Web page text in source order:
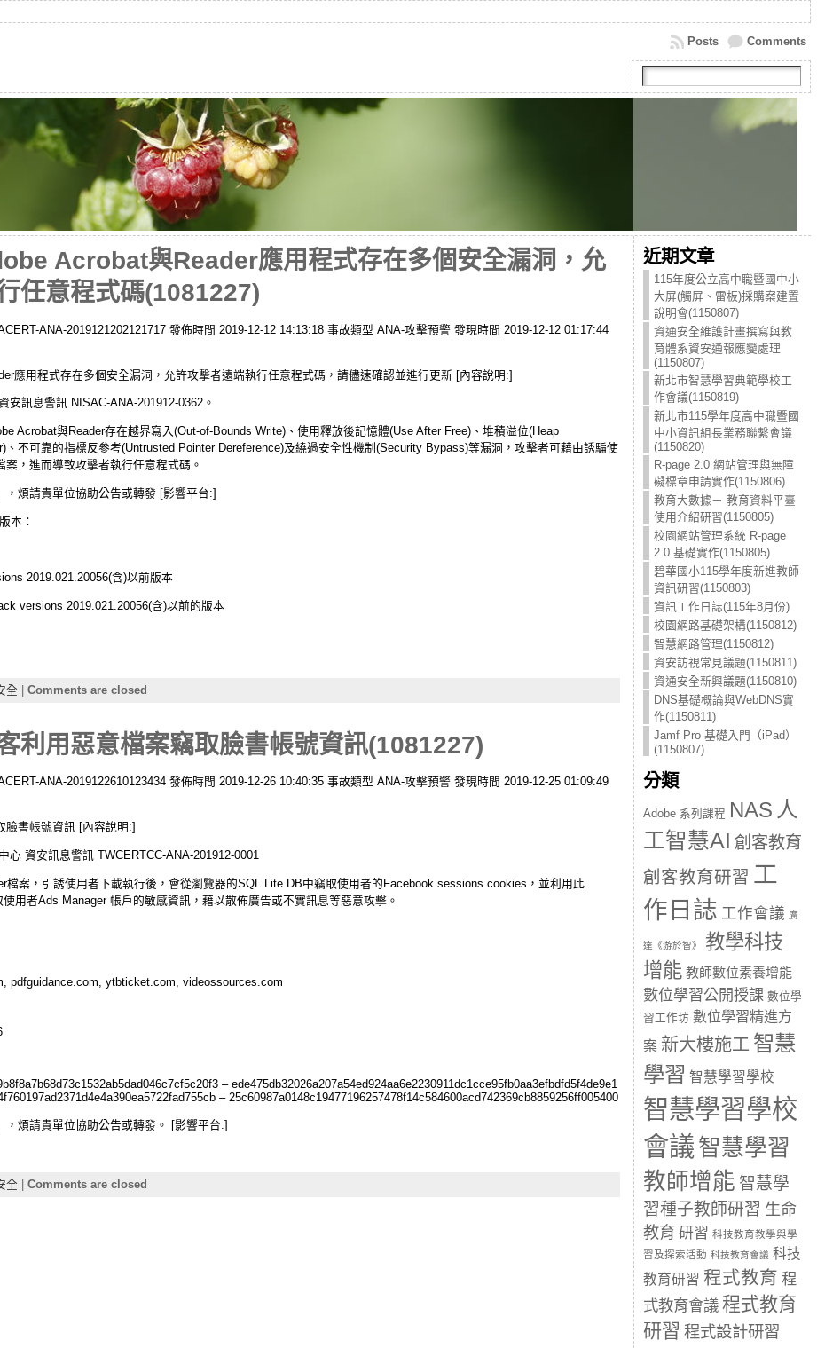
Comments
Posts
Acrobat與Reader應用程式存在多個安全漏洞，允
任意程式碼(1081227)
ANA-2019121202121717 發佈時間 2019-12-12 14:13:18 事故類型 ANA-攻擊預警 發現時間 2019-12-12 01:17:44
應用程式存在多個安全漏洞，允許攻擊者遠端執行任意程式碼，請儘速確認並進行更新 [內容說明:]
安訊息警訊 NISAC-ANA-201912-0362。
Acrobat與Reader存在越界寫入(Out-of-Bounds Write)、使用釋放後記憶體(Use After Free)、堆積溢位(Heap
、不可靠的指標反參考(Untrusted Pointer Dereference)及繞過安全性機制(Security Bypass)等漏洞，攻擊者可藉由誘騙使
，進而導致攻擊者執行任意程式碼。
，煩請貴單位協助公告或轉發 [影響平台:]
本：
2019.021.20056(含)以前版本
versions 2019.021.20056(含)以前的版本
全 | Comments are closed
利用惡意檔案竊取臉書帳號資訊(1081227)
ANA-2019122610123434 發佈時間 2019-12-26 10:40:35 事故類型 ANA-攻擊預警 發現時間 2019-12-25 01:09:49
臉書帳號資訊 [內容說明:]
心 資安訊息警訊 TWCERTCC-ANA-201912-0001
檔案，引誘使用者下載執行後，會從瀏覽器的SQL Lite DB中竊取使用者的Facebook sessions cookies，並利用此
用者Ads Manager 帳戶的敏感資訊，藉以散佈廣告或不實訊息等惡意攻擊。
pdfguidance.com, ytbticket.com, videossources.com
– ede475db32026a207a54ed924aa6e2230911dc1cce95fb0aa3efbdfd5f4de9e1
– 25c60987a0148c19477196257478f14c584600acd742369cb8859256ff005400
，煩請貴單位協助公告或轉發。 [影響平台:]
全 | Comments are closed
近期文章
115年度公立高中職暨國中小
大屏(觸屏、雷板)採購案建置
說明會(1150807)
資通安全維護計畫撰寫與教
育體系資安通報應變處理
(1150807)
新北市智慧學習典範學校工
作會議(1150819)
新北市115學年度高中職暨國
中小資訊組長業務聯繫會議
(1150820)
R-page 2.0 網站管理與無障
礙標章申請實作(1150806)
教育大數據－ 教育資料平臺
使用介紹研習(1150805)
校園網站管理系統 R-page
2.0 基礎實作(1150805)
碧華國小115學年度新進教師
資訊研習(1150803)
資訊工作日誌(115年8月份)
校園網路基礎架構(1150812)
智慧網路管理(1150812)
資安訪視常見議題(1150811)
資通安全新興議題(1150810)
DNS基礎概論與WebDNS實
作(1150811)
Jamf Pro 基礎入門（iPad）
(1150807)
分類
Adobe 系列課程 NAS 人
工智慧AI 創客教育
創客教育研習 工
作日誌 工作會議 廣
達《游於智》
教學科技
增能 教師數位素養增能
數位學習公開授課 數位學
習工作坊 數位學習精進方
案 新大樓施工 智慧
學習 智慧學習學校
智慧學習學校
會議 智慧學習
教師增能 智慧學
習種子教師研習 生命
教育 研習 科技教育教學與學
習及探索活動 科技教育會議 科技
教育研習 程式教育 程
式教育會議 程式教育
研習 程式設計研習